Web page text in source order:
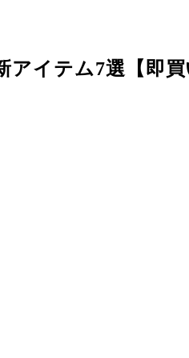
イテム7選【即